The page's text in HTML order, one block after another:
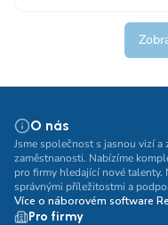
80 000 CZK a více
Typ úvazku
Práce na plný úvazek
Práce na živnost
O nás
Jsme společnost s jasnou vizí
zaměstnanosti. Nabízíme
pro firmy hledající nové talenty.
správnými příležitostmi a
Více o náborovém software
Pro firmy